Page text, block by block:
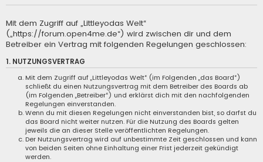
Mit dem Zugriff auf „Littleyodas Welt“
(„https://forum.open4me.de“) wird zwischen dir und dem
Betreiber ein Vertrag mit folgenden Regelungen geschlossen:
1. NUTZUNGSVERTRAG
Mit dem Zugriff auf „Littleyodas Welt“ (im Folgenden „das Board“)
schließt du einen Nutzungsvertrag mit dem Betreiber des Boards ab
(im Folgenden „Betreiber“) und erklärst dich mit den nachfolgenden
Regelungen einverstanden.
Wenn du mit diesen Regelungen nicht einverstanden bist, so darfst du
das Board nicht weiter nutzen. Für die Nutzung des Boards gelten
jeweils die an dieser Stelle veröffentlichten Regelungen.
Der Nutzungsvertrag wird auf unbestimmte Zeit geschlossen und kann
von beiden Seiten ohne Einhaltung einer Frist jederzeit gekündigt
werden.